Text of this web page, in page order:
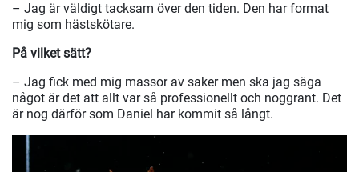
– Jag är väldigt tacksam över den tiden. Den har format
mig som hästskötare.
På vilket sätt?
– Jag fick med mig massor av saker men ska jag säga
något är det att allt var så professionellt och noggrant. Det
är nog därför som Daniel har kommit så långt.